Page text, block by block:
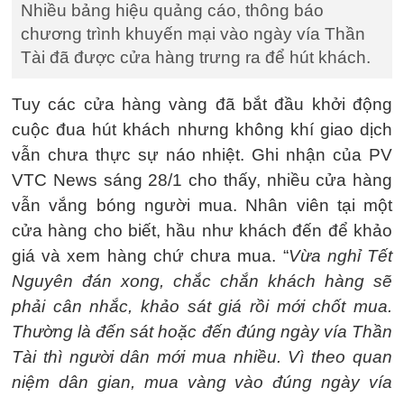
Nhiều bảng hiệu quảng cáo, thông báo
chương trình khuyến mại vào ngày vía Thần
Tài đã được cửa hàng trưng ra để hút khách.
Tuy các cửa hàng vàng đã bắt đầu khởi động
cuộc đua hút khách nhưng không khí giao dịch
vẫn chưa thực sự náo nhiệt. Ghi nhận của PV
VTC News sáng 28/1 cho thấy, nhiều cửa hàng
vẫn vắng bóng người mua. Nhân viên tại một
cửa hàng cho biết, hầu như khách đến để khảo
giá và xem hàng chứ chưa mua. “Vừa nghỉ Tết
Nguyên đán xong, chắc chắn khách hàng sẽ
phải cân nhắc, khảo sát giá rồi mới chốt mua.
Thường là đến sát hoặc đến đúng ngày vía Thần
Tài thì người dân mới mua nhiều. Vì theo quan
niệm dân gian, mua vàng vào đúng ngày vía